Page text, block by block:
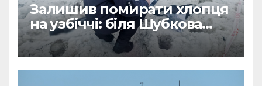
Залишив помирати хлопця
на узбіччі: біля Шубкова
сталася смертельна ДТП